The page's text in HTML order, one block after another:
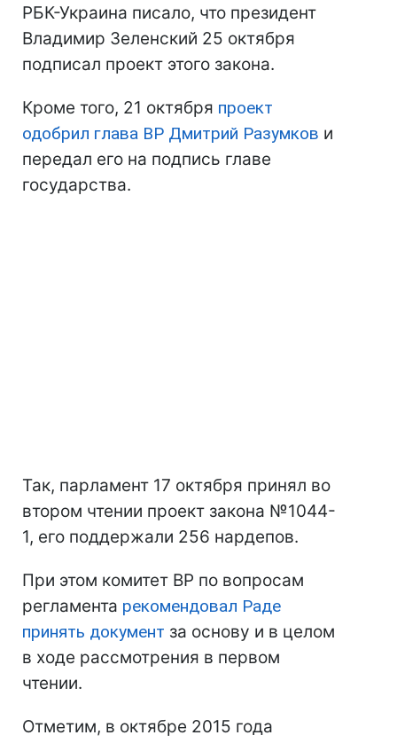
РБК-Украина писало, что президент
Владимир Зеленский 25 октября
подписал проект этого закона.
Кроме того, 21 октября проект
одобрил глава ВР Дмитрий Разумков и
передал его на подпись главе
государства.
Так, парламент 17 октября принял во
втором чтении проект закона №1044-
1, его поддержали 256 нардепов.
При этом комитет ВР по вопросам
регламента рекомендовал Раде
принять документ за основу и в целом
в ходе рассмотрения в первом
чтении.
Отметим, в октябре 2015 года